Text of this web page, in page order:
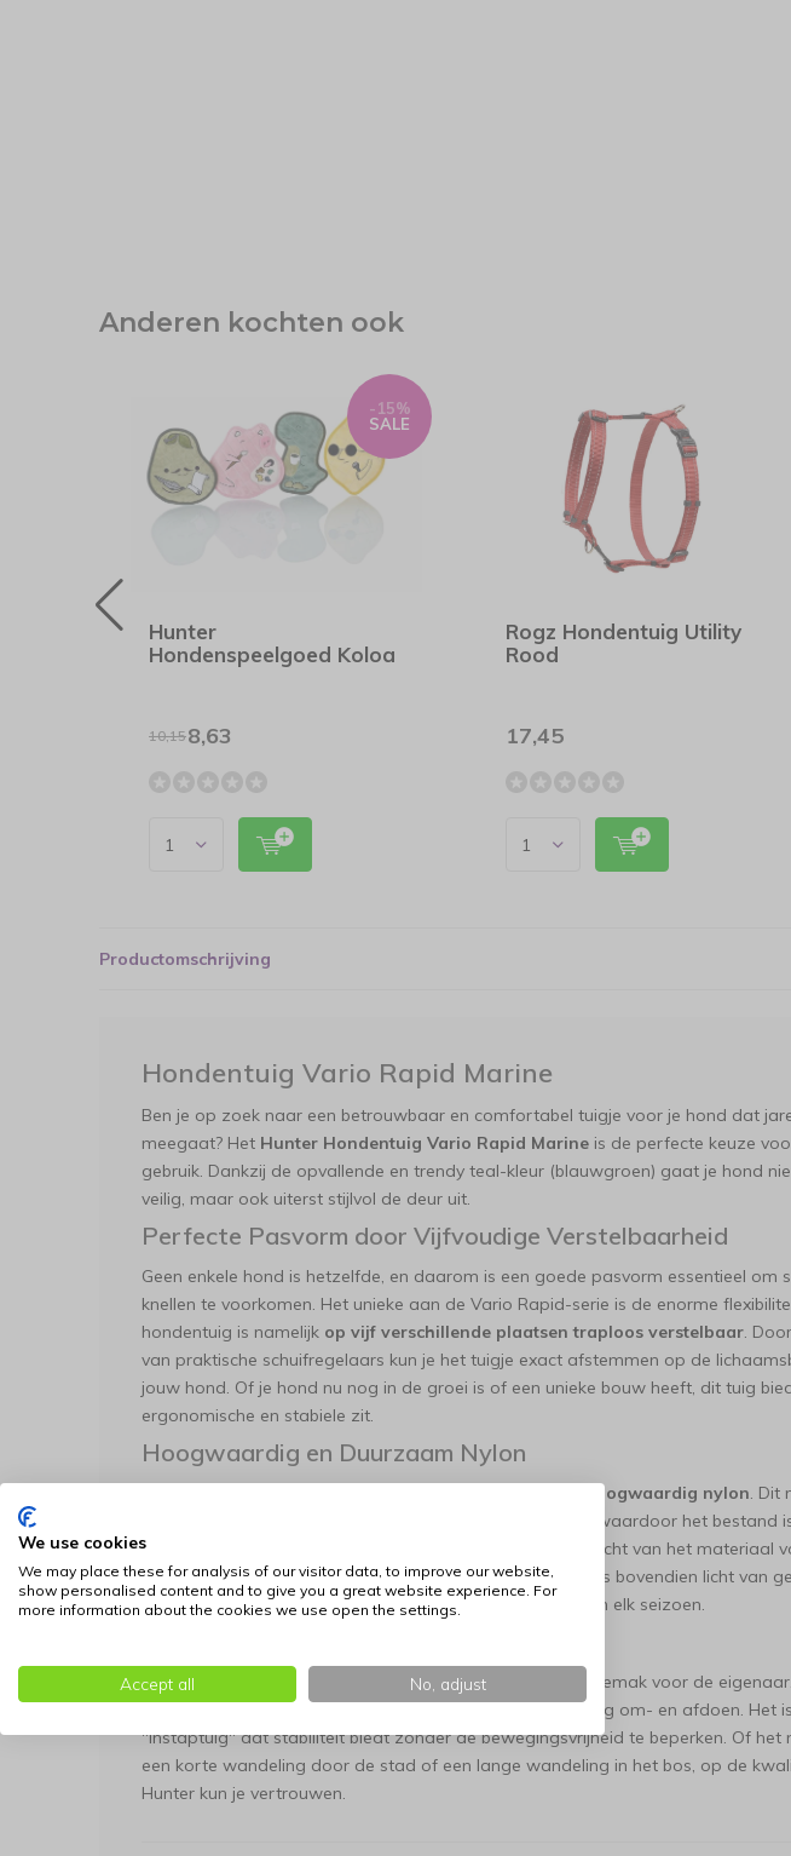
Anderen kochten ook
Hunter
Hondenspeelgoed Koloa
-15%
SALE
10,158,63
Rogz Hondentuig Utility
Rood
17,45
Productomschrijving
Hondentuig Vario Rapid Marine
Ben je op zoek naar een betrouwbaar en comfortabel tuigje voor je hond dat
meegaat? Het Hunter Hondentuig Vario Rapid Marine is de perfecte keuze
gebruik. Dankzij de opvallende en trendy teal-kleur (blauwgroen) gaat je hond
veilig, maar ook uiterst stijlvol de deur uit.
Perfecte Pasvorm door Vijfvoudige Verstelbaarheid
Geen enkele hond is hetzelfde, en daarom is een goede pasvorm essentieel om
knellen te voorkomen. Het unieke aan de Vario Rapid-serie is de enorme
hondentuig is namelijk op vijf verschillende plaatsen traploos verstelbaar.
van praktische schuifregelaars kun je het tuigje exact afstemmen op de
jouw hond. Of je hond nu nog in de groei is of een unieke bouw heeft, dit tuig
ergonomische en stabiele zit.
Hoogwaardig en Duurzaam Nylon
duurzaam en hoogwaardig nylon. Dit
staat bekend om zijn enorme treksterkte en slijtvastheid, waardoor het bestand
enthousiaste honden en intensief gebruik. Ondanks de kracht van het materiaal
nylon zacht aan op de vacht van de hond. Het materiaal is bovendien licht van
weerbestendig, wat het ideaal maakt voor wandelingen in elk seizoen.
Naast comfort voor de hond, is er ook gedacht aan het gemak voor de
de handige kliksluitingen kun je het tuigje snel en eenvoudig om- en afdoen. Het
"instaptuig" dat stabiliteit biedt zonder de bewegingsvrijheid te beperken. Of het
een korte wandeling door de stad of een lange wandeling in het bos, op de
Hunter kun je vertrouwen.
We use cookies
We may place these for analysis of our visitor data, to improve our website,
show personalised content and to give you a great website experience. For
more information about the cookies we use open the settings.
Accept all No, adjust